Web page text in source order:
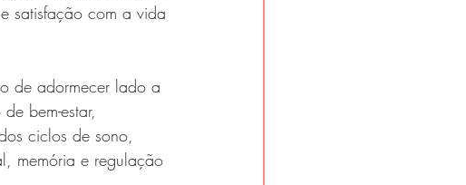
satisfação com a vida
de adormecer lado a
bem-estar,
ciclos de sono,
memória e regulação